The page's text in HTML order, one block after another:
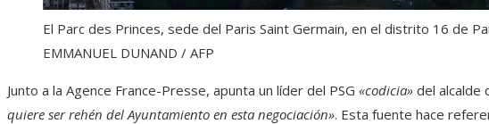
El Parc des Princes, sede del Paris Saint Germain, en el distrito 16 de
EMMANUEL DUNAND / AFP
Junto a la Agence France-Presse, apunta un líder del PSG «codicia» del alcalde
quiere ser rehén del Ayuntamiento en esta negociación». Esta fuente hace